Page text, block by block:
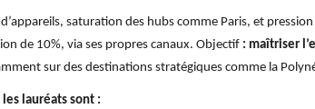
saturation des hubs comme Paris, et
de 10%, via ses propres canaux. Objectif : maîtriser
sur des destinations stratégiques comme la
lauréats sont :